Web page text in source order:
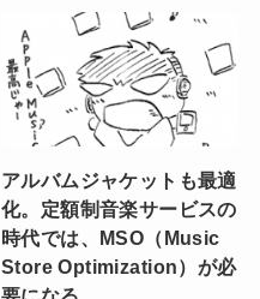
アルバムジャケットも最適
化。定額制音楽サービスの
時代では、MSO（Music
Store Optimization）が必